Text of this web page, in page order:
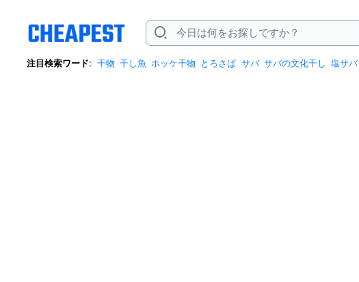
注目検索ワード: 干物 干し魚 ホッケ干物 とろさば サバ サバの文化干し 塩サバ